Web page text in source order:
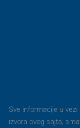
Sve informacije u
izvora ovog sajta,